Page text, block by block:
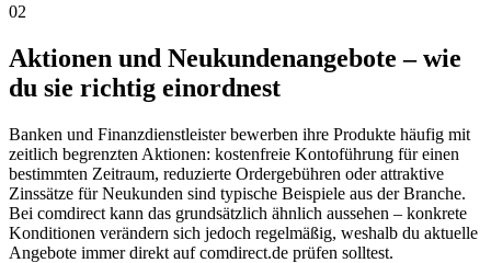
02
Aktionen und Neukundenangebote – wie
du sie richtig einordnest
Banken und Finanzdienstleister bewerben ihre Produkte häufig mit
zeitlich begrenzten Aktionen: kostenfreie Kontoführung für einen
bestimmten Zeitraum, reduzierte Ordergebühren oder attraktive
Zinssätze für Neukunden sind typische Beispiele aus der Branche.
Bei comdirect kann das grundsätzlich ähnlich aussehen – konkrete
Konditionen verändern sich jedoch regelmäßig, weshalb du aktuelle
Angebote immer direkt auf comdirect.de prüfen solltest.